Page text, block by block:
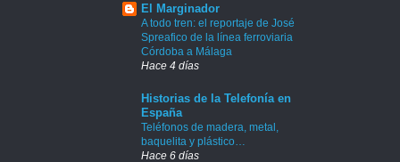
El Marginador
A todo tren: el reportaje de José
Spreafico de la línea ferroviaria
Córdoba a Málaga
Hace 4 días
Historias de la Telefonía en
España
Teléfonos de madera, metal,
baquelita y plástico…
Hace 6 días